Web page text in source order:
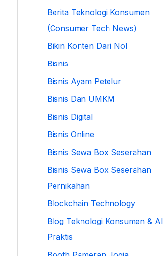
Berita Teknologi Konsumen
(Consumer Tech News)
Bikin Konten Dari Nol
Bisnis
Bisnis Ayam Petelur
Bisnis Dan UMKM
Bisnis Digital
Bisnis Online
Bisnis Sewa Box Seserahan
Bisnis Sewa Box Seserahan
Pernikahan
Blockchain Technology
Blog Teknologi Konsumen & AI
Praktis